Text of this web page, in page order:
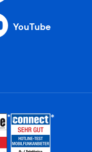
YouTube